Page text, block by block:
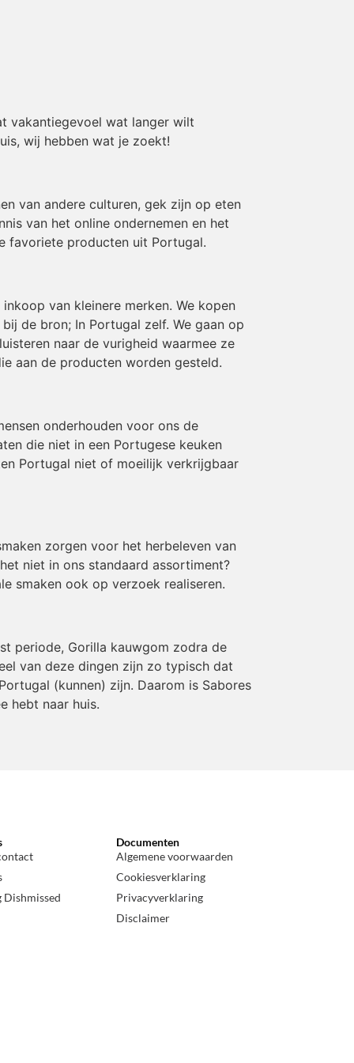
vakantiegevoel wat langer wilt
wij hebben wat je zoekt!
van andere culturen, gek zijn op eten
van het online ondernemen en het
favoriete producten uit Portugal.
van kleinere merken. We kopen
de bron; In Portugal zelf. We gaan op
naar de vurigheid waarmee ze
aan de producten worden gesteld.
onderhouden voor ons de
die niet in een Portugese keuken
Portugal niet of moeilijk verkrijgbaar
zorgen voor het herbeleven van
niet in ons standaard assortiment?
smaken ook op verzoek realiseren.
periode, Gorilla kauwgom zodra de
van deze dingen zijn zo typisch dat
(kunnen) zijn. Daarom is Sabores
hebt naar huis.
Dishmissed
Documenten
Algemene voorwaarden
Cookiesverklaring
Privacyverklaring
Disclaimer